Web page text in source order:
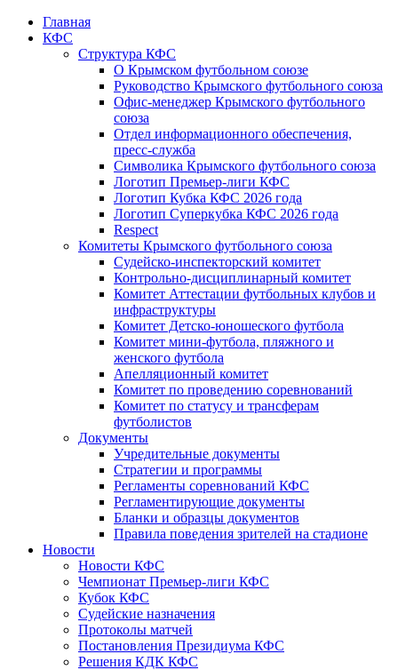
Главная
КФС
Структура КФС
О Крымском футбольном союзе
Руководство Крымского футбольного союза
Офис-менеджер Крымского футбольного
союза
Отдел информационного обеспечения,
пресс-служба
Символика Крымского футбольного союза
Логотип Премьер-лиги КФС
Логотип Кубка КФС 2026 года
Логотип Суперкубка КФС 2026 года
Respect
Комитеты Крымского футбольного союза
Судейско-инспекторский комитет
Контрольно-дисциплинарный комитет
Комитет Аттестации футбольных клубов и
инфраструктуры
Комитет Детско-юношеского футбола
Комитет мини-футбола, пляжного и
женского футбола
Апелляционный комитет
Комитет по проведению соревнований
Комитет по статусу и трансферам
футболистов
Документы
Учредительные документы
Стратегии и программы
Регламенты соревнований КФС
Регламентирующие документы
Бланки и образцы документов
Правила поведения зрителей на стадионе
Новости
Новости КФС
Чемпионат Премьер-лиги КФС
Кубок КФС
Судейские назначения
Протоколы матчей
Постановления Президиума КФС
Решения КДК КФС